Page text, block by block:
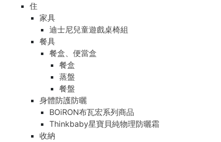
住
家具
迪士尼兒童遊戲桌椅組
餐具
餐盒、便當盒
餐盒
蒸盤
餐盤
身體防護防曬
BOiRON布瓦宏系列商品
Thinkbaby星寶貝純物理防曬霜
收納